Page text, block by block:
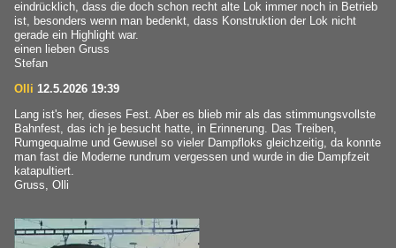
eindrücklich, dass die doch schon recht alte Lok immer noch in Betrieb
ist, besonders wenn man bedenkt, dass Konstruktion der Lok nicht
gerade ein Highlight war.
einen lieben Gruss
Stefan
Olli 12.5.2026 19:39
Lang ist's her, dieses Fest. Aber es blieb mir als das stimmungsvollste
Bahnfest, das ich je besucht hatte, in Erinnerung. Das Treiben,
Rumgequalme und Gewusel so vieler Dampfloks gleichzeitig, da konnte
man fast die Moderne rundrum vergessen und wurde in die Dampfzeit
katapultiert.
Gruss, Olli